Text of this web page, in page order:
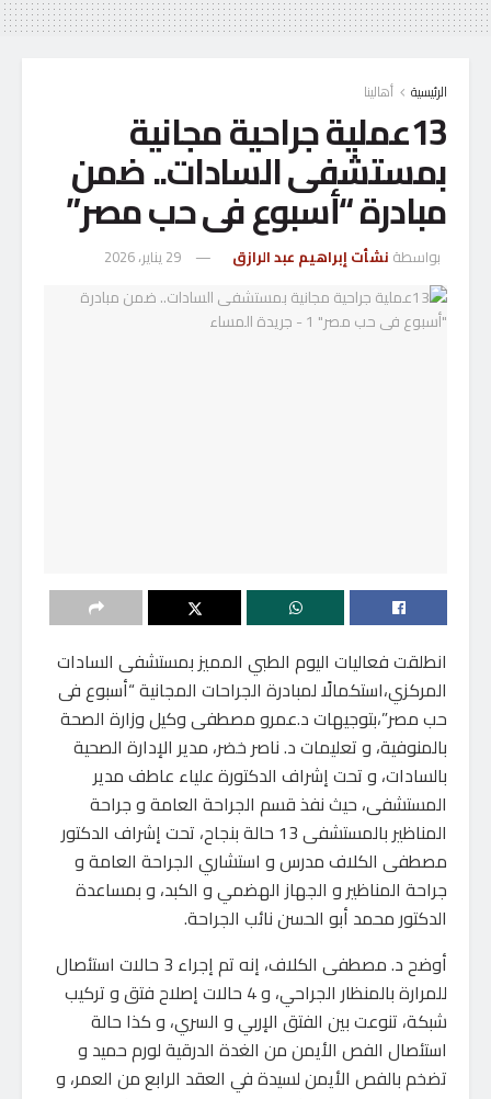
الرئيسية أهالينا
13عملية جراحية مجانية
بمستشفى السادات.. ضمن
مبادرة “أسبوع فى حب مصر”
بواسطة نشأت إبراهيم عبد الرازق 29 يناير، 2026
انطلقت فعاليات اليوم الطبي المميز بمستشفى السادات
المركزي،استكمالًا لمبادرة الجراحات المجانية “أسبوع فى
حب مصر”،بتوجيهات د.عمرو مصطفى وكيل وزارة الصحة
بالمنوفية، و تعليمات د. ناصر خضر، مدير الإدارة الصحية
بالسادات، و تحت إشراف الدكتورة علياء عاطف مدير
المستشفى، حيث نفذ قسم الجراحة العامة و جراحة
المناظير بالمستشفى 13 حالة بنجاح، تحت إشراف الدكتور
مصطفى الكلاف مدرس و استشاري الجراحة العامة و
جراحة المناظير و الجهاز الهضمي و الكبد، و بمساعدة
الدكتور محمد أبو الحسن نائب الجراحة.
أوضح د. مصطفى الكلاف، إنه تم إجراء 3 حالات استئصال
للمرارة بالمنظار الجراحي، و 4 حالات إصلاح فتق و تركيب
شبكة، تنوعت بين الفتق الإربي و السري، و كذا حالة
استئصال الفص الأيمن من الغدة الدرقية لورم حميد و
تضخم بالفص الأيمن لسيدة في العقد الرابع من العمر، و